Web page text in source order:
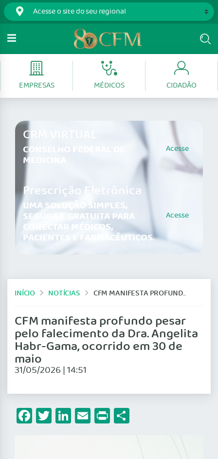
EMPRESAS MÉDICOS CIDADÃO
CRM VIRTUAL
CONSELHO FEDERAL DE
MEDICINA
Acesse
Prescrição Eletrônica
UMA SOLUÇÃO SIMPLES,
SEGURA E GRATUITA PARA
CONECTAR MÉDICOS,
PACIENTES E FARMACÊUTICOS.
Acesse
INÍCIO NOTÍCIAS CFM MANIFESTA PROFUNDO PESAR PELO FALECIMENTO DA DRA. ANGELITA HABR-GAMA, OCORRIDO EM 30 DE MAIO
CFM manifesta profundo pesar
pelo falecimento da Dra. Angelita
Habr-Gama, ocorrido em 30 de
maio
31/05/2026 | 14:51
Facebook
Twitter
LinkedIn
Email
Print